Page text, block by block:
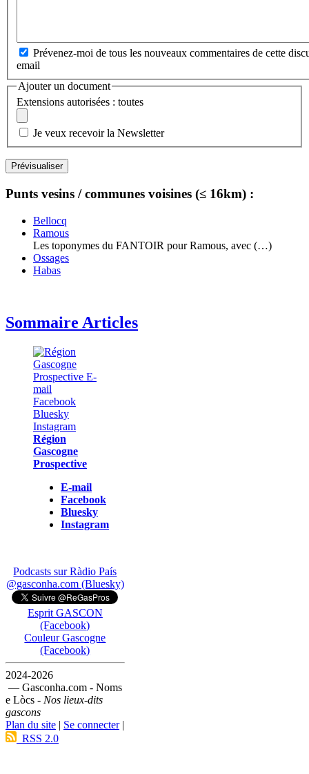
Prévenez-moi de tous les nouveaux commentaires de cette
email
Ajouter un document
Extensions autorisées : toutes
Je veux recevoir la Newsletter
Punts vesins / communes voisines (≤ 16km) :
Bellocq
Ramous
Les toponymes du FANTOIR pour Ramous, avec (…)
Ossages
Habas
Sommaire Articles
Région
Gascogne
Prospective
E-mail
Facebook
Bluesky
Instagram
Podcasts sur Ràdio País
@gasconha.com (Bluesky)
Esprit GASCON
(Facebook)
Couleur Gascogne
(Facebook)
2024-2026
— Gasconha.com - Noms
e Lòcs - Nos lieux-dits
gascons
Plan du site | Se connecter|
RSS 2.0